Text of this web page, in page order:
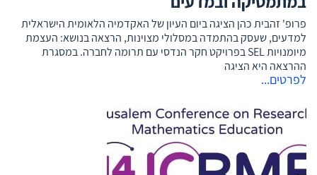
פרופ' זהבית כהן הציגה ביום העיון של האקדמיה הלאומית הישראלית
למדעים, שעסק בהתמדה במסלולי מצוינות, הרצאה בנושא: העצמת
מיומנויות SEL בפרויקט חקר הנדסי עם תרומה לחברה. במסגרת
ההרצאה היא הציגה
לפרטים...